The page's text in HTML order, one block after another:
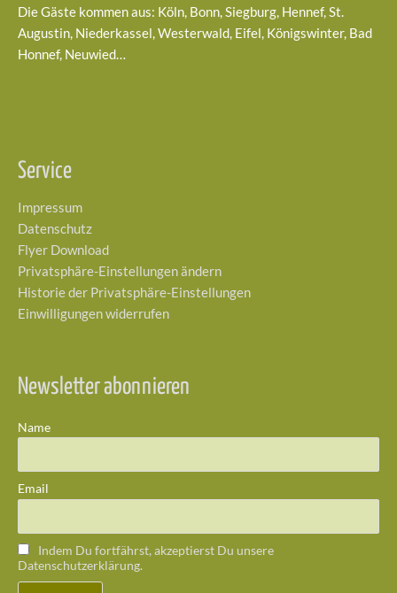
Die Gäste kommen aus: Köln, Bonn, Siegburg, Hennef, St.
Augustin, Niederkassel, Westerwald, Eifel, Königswinter, Bad
Honnef, Neuwied…
Service
Impressum
Datenschutz
Flyer Download
Privatsphäre-Einstellungen ändern
Historie der Privatsphäre-Einstellungen
Einwilligungen widerrufen
Newsletter abonnieren
Name
Email
Indem Du fortfährst, akzeptierst Du unsere
Datenschutzerklärung.